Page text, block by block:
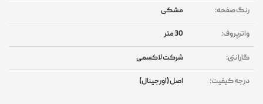
رنگ صفحه: مشکی
واترپروف: 30 متر
گارانتی: شرکت لاکسمی
درجه کیفیت: اصل (اورجینال)